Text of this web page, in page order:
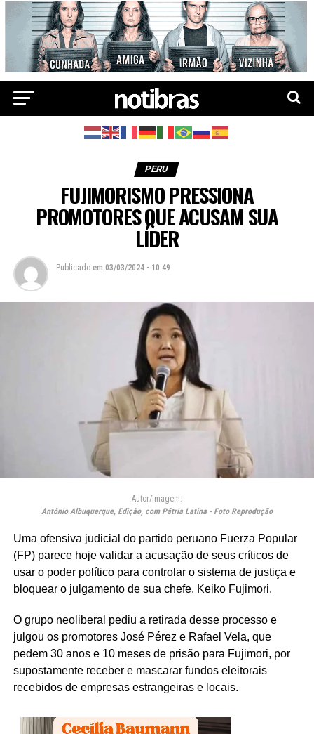
PERU
FUJIMORISMO PRESSIONA
PROMOTORES QUE ACUSAM SUA
LÍDER
Publicado em 03/03/2024 - 10:49
Autor/Imagem:
Antônio Albuquerque, Edição, com Pátria Latina - Foto Reprodução
Uma ofensiva judicial do partido peruano Fuerza Popular
(FP) parece hoje validar a acusação de seus críticos de
usar o poder político para controlar o sistema de justiça e
bloquear o julgamento de sua chefe, Keiko Fujimori.
O grupo neoliberal pediu a retirada desse processo e
julgou os promotores José Pérez e Rafael Vela, que
pedem 30 anos e 10 meses de prisão para Fujimori, por
supostamente receber e mascarar fundos eleitorais
recebidos de empresas estrangeiras e locais.